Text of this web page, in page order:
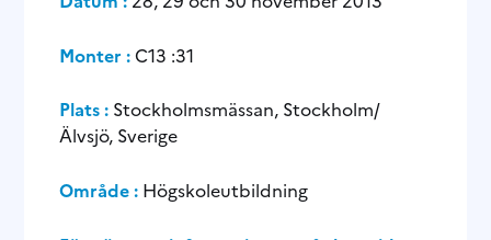
Monter :C13 :31
Plats : Stockholmsmässan, Stockholm/
Älvsjö, Sverige
Område : Högskoleutbildning